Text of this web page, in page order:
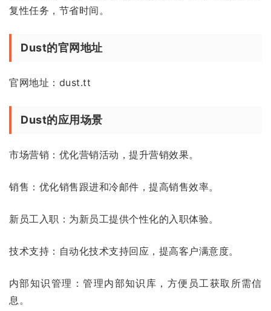
复性任务，节省时间。
Dust的官网地址
官网地址：dust.tt
Dust的应用场景
市场营销：优化营销活动，提升营销效果。
销售：优化销售跟进和冷邮件，提高销售效率。
新员工入职：为新员工提供个性化的入职体验。
技术支持：自动化技术支持回应，提高客户满意度。
内部知识管理：管理内部知识库，方便员工获取所需信
息。